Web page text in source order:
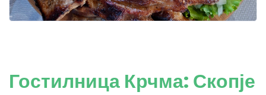
Гостилница Крчма: Скопје